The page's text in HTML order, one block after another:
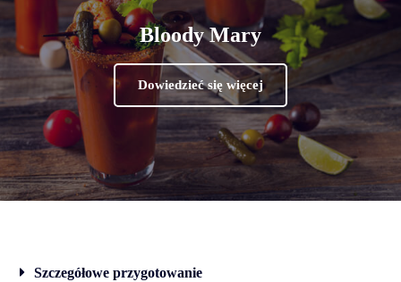
Bloody Mary
Dowiedzieć się więcej
Szczegółowe przygotowanie